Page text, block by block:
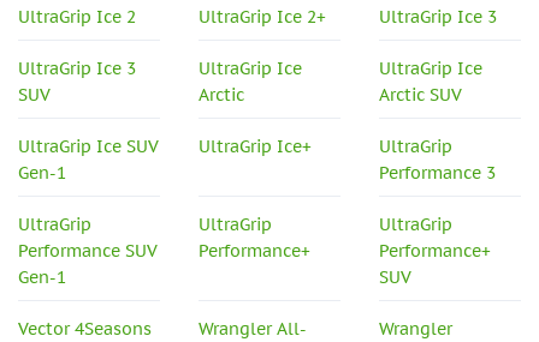
UltraGrip Ice 2 UltraGrip Ice 2+ UltraGrip Ice 3
UltraGrip Ice 3
SUV
UltraGrip Ice
Arctic
UltraGrip Ice
Arctic SUV
UltraGrip Ice SUV
Gen-1
UltraGrip Ice+
UltraGrip
Performance 3
UltraGrip
Performance SUV
Gen-1
UltraGrip
Performance+
UltraGrip
Performance+
SUV
Vector 4Seasons
Wrangler All-
Wrangler